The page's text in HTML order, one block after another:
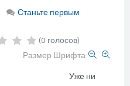
Станьте первым
(0 голосов)
Размер Шрифта
Уже ни